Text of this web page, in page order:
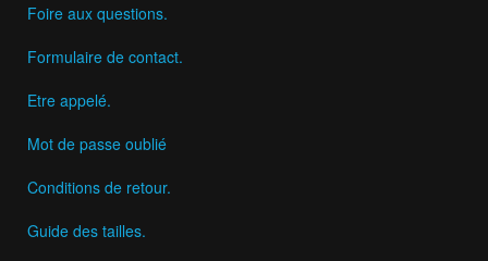
Foire aux questions.
Formulaire de contact.
Etre appelé.
Mot de passe oublié
Conditions de retour.
Guide des tailles.